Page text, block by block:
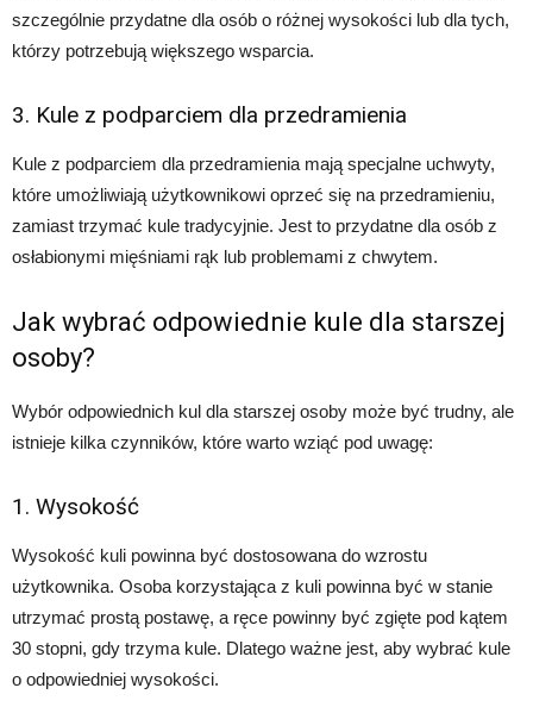
szczególnie przydatne dla osób o różnej wysokości lub dla tych,
którzy potrzebują większego wsparcia.
3. Kule z podparciem dla przedramienia
Kule z podparciem dla przedramienia mają specjalne uchwyty,
które umożliwiają użytkownikowi oprzeć się na przedramieniu,
zamiast trzymać kule tradycyjnie. Jest to przydatne dla osób z
osłabionymi mięśniami rąk lub problemami z chwytem.
Jak wybrać odpowiednie kule dla starszej
osoby?
Wybór odpowiednich kul dla starszej osoby może być trudny, ale
istnieje kilka czynników, które warto wziąć pod uwagę:
1. Wysokość
Wysokość kuli powinna być dostosowana do wzrostu
użytkownika. Osoba korzystająca z kuli powinna być w stanie
utrzymać prostą postawę, a ręce powinny być zgięte pod kątem
30 stopni, gdy trzyma kule. Dlatego ważne jest, aby wybrać kule
o odpowiedniej wysokości.